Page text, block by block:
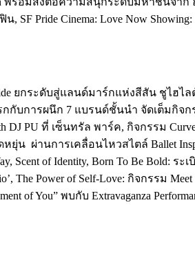
Pride Cinema: Love Now
ยกระดับสู่แลนด์มาร์กแห่งสีสัน ชูไฮไลต์
รกกับการผนึก 7 แบรนด์ชั้นนำ จัดเต็มกิจ
PU ที่ เซ็นทรัล พาร์ค, กิจกรรม Curve
น ผ่านการเคลื่อนไหวสไตล์ Ballet
Scent of Identity, Born To Be Bold: ร
Power of Self-Love: กิจกรรม
of You” พบกับ Extravaganza